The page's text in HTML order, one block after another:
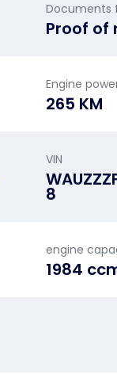
Documents
Proof of
Engine
265 KM
VIN
8
engine
1984